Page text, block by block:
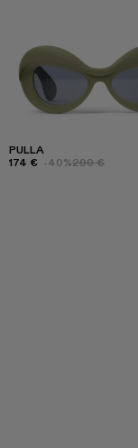
PULLA
174 € -40%290 €